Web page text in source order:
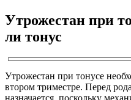
Утрожестан при
ли тонус
Утрожестан при тонусе
втором триместре. Перед
назначается, поскольку